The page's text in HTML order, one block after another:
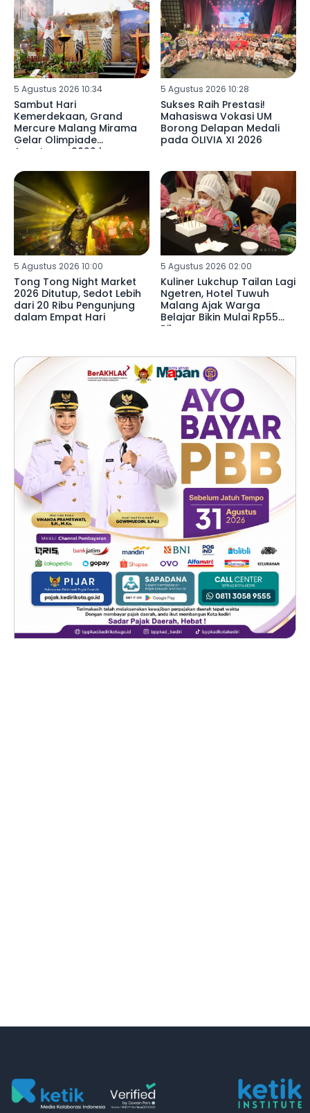
5 Agustus 2026 10:34
Sambut Hari
Kemerdekaan, Grand
Mercure Malang Mirama
Gelar Olimpiade
Agustusan 2026 bersama
Manajemen Hotel
5 Agustus 2026 10:28
Sukses Raih Prestasi!
Mahasiswa Vokasi UM
Borong Delapan Medali
pada OLIVIA XI 2026
5 Agustus 2026 10:00
Tong Tong Night Market
2026 Ditutup, Sedot Lebih
dari 20 Ribu Pengunjung
dalam Empat Hari
5 Agustus 2026 02:00
Kuliner Lukchup Tailan Lagi
Ngetren, Hotel Tuwuh
Malang Ajak Warga
Belajar Bikin Mulai Rp55
Ribu